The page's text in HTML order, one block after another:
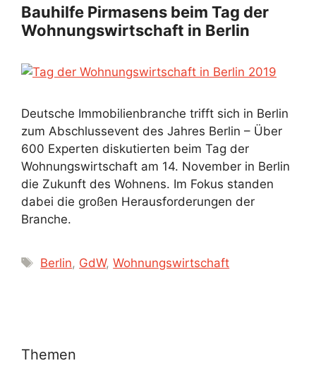
Bauhilfe Pirmasens beim Tag der
Wohnungswirtschaft in Berlin
Deutsche Immobilienbranche trifft sich in Berlin
zum Abschlussevent des Jahres Berlin – Über
600 Experten diskutierten beim Tag der
Wohnungswirtschaft am 14. November in Berlin
die Zukunft des Wohnens. Im Fokus standen
dabei die großen Herausforderungen der
Branche.
Schlagwörter
Berlin, GdW,Wohnungswirtschaft
Themen